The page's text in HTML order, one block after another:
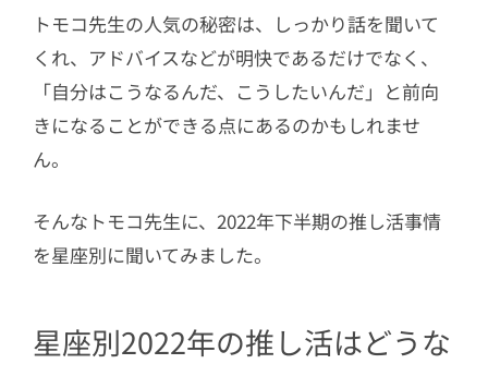
トモコ先生の人気の秘密は、しっかり話を聞いて
くれ、アドバイスなどが明快であるだけでなく、
「自分はこうなるんだ、こうしたいんだ」と前向
きになることができる点にあるのかもしれませ
ん。
そんなトモコ先生に、2022年下半期の推し活事情
を星座別に聞いてみました。
星座別2022年の推し活はどうな